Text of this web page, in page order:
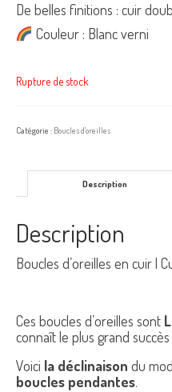
De belles finitions : cuir
Couleur : Blanc verni
Rupture de stock
Catégorie : Boucles d'oreilles
Description
Description
Boucles d’oreilles en cuir |
Ces boucles d’oreilles sont
connaît le plus grand
Voici la déclinaison du
boucles pendantes.